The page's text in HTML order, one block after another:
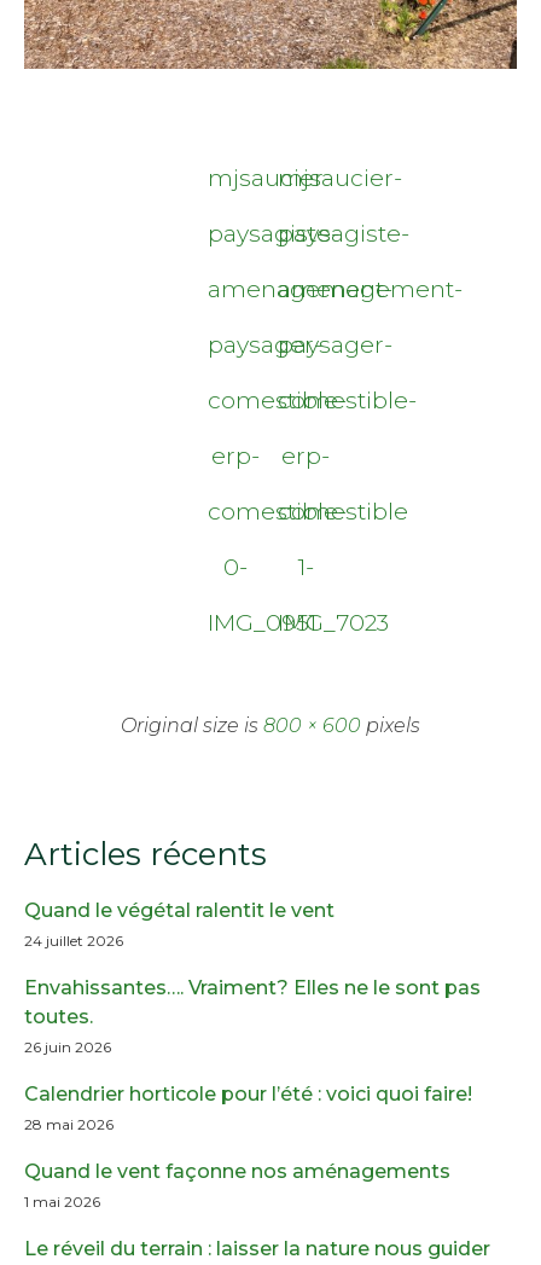
mjsaucier-
paysagiste-
amenagement-
paysager-
comestible-
erp-
comestible-
0-
IMG_0951
mjsaucier-
paysagiste-
amenagement-
paysager-
comestible-
erp-
comestible
1-
IMG_7023
Original size is 800 × 600 pixels
Articles récents
Quand le végétal ralentit le vent
24 juillet 2026
Envahissantes…. Vraiment? Elles ne le sont pas
toutes.
26 juin 2026
Calendrier horticole pour l’été : voici quoi faire!
28 mai 2026
Quand le vent façonne nos aménagements
1 mai 2026
Le réveil du terrain : laisser la nature nous guider